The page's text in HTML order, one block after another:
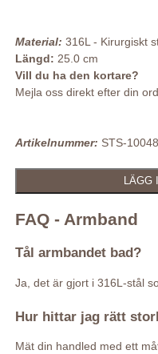
Material: 316L - Kirurgiskt
Längd: 25.0 cm
Vill du ha den kortare?
Mejla oss direkt efter din
Artikelnummer: STS-10048
FAQ - Armband
Tål armbandet bad?
Ja, det är gjort i 316L-stål
Hur hittar jag rätt
Mät din handled med ett